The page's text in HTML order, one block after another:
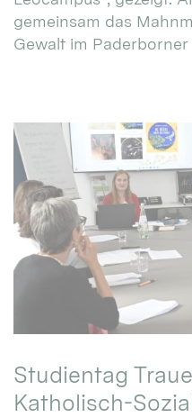
gemeinsam das
Gewalt im Paderborner
Studientag
Katholisch-